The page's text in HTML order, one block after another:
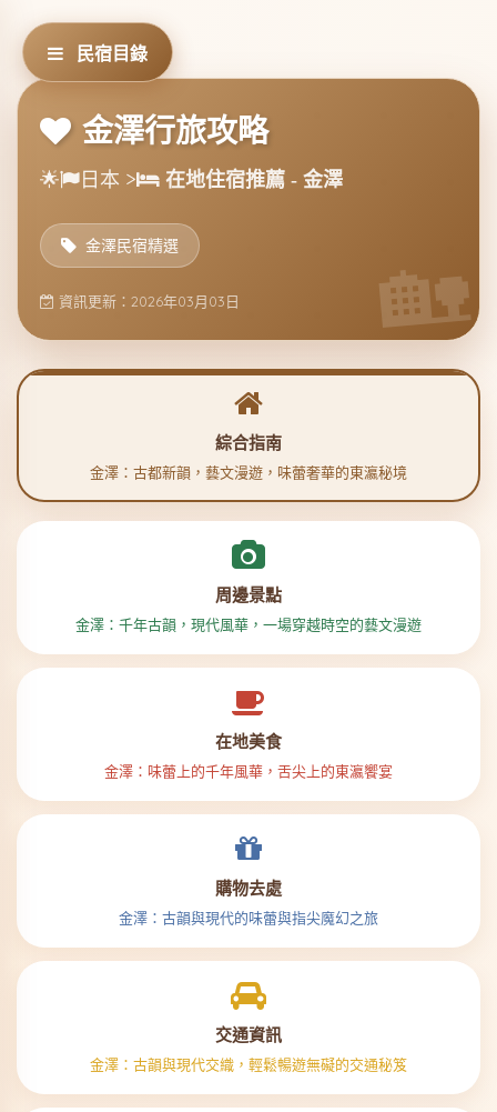
民宿目錄
金澤行旅攻略
🌟 日本 > 在地住宿推薦 - 金澤
金澤民宿精選
資訊更新：2026年03月03日
綜合指南
金澤：古都新韻，藝文漫遊，味蕾奢華的東瀛秘境
周邊景點
金澤：千年古韻，現代風華，一場穿越時空的藝文漫遊
在地美食
金澤：味蕾上的千年風華，舌尖上的東瀛饗宴
購物去處
金澤：古韻與現代的味蕾與指尖魔幻之旅
交通資訊
金澤：古韻與現代交織，輕鬆暢遊無礙的交通秘笈